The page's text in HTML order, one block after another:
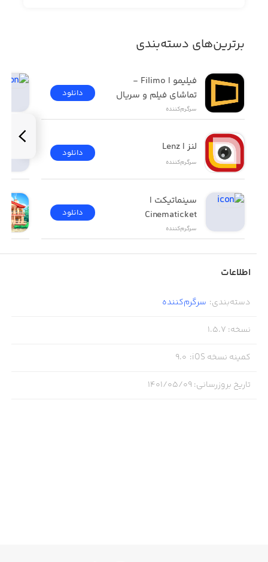
برترین‌های دسته‌بندی
تماشای فیلم و سریال
سرگرم‌کننده
دانلود
لنز | Lenz
سرگرم‌کننده
دانلود
Cinematicket
سرگرم‌کننده
دانلود
اطلاعات
دسته‌بندی: سرگرم‌کننده
نسخه:
1.5.7
کمینه نسخه iOS :
9.0
تاریخ بروزرسانی: ۱۴۰۱/۰۵/۰۹